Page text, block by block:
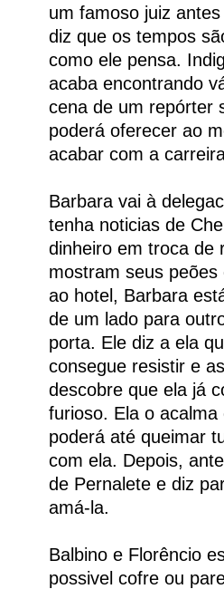
um famoso juiz
diz que os tempos
como ele pensa.
acaba encontrando
cena de um repórter
poderá oferecer ao
acabar com a
Barbara vai à
tenha noticias de
dinheiro em troca de
mostram seus
ao hotel, Barbara
de um lado para
porta. Ele diz a ela
consegue resistir e
descobre que ela já
furioso. Ela o
poderá até queimar
com ela. Depois,
de Pernalete e diz
amá-la.
Balbino e Florêncio
possivel cofre ou